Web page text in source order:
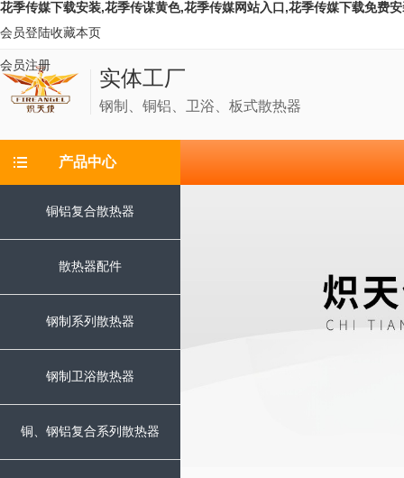
花季传媒下载安装,花季传谋黄色,花季传媒网站入口,花季传媒下载免费
会员登陆
会员注册
收藏本页
实体工厂
钢制、铜铝、卫浴、板式散热器
产品中心
铜铝复合散热器
散热器配件
钢制系列散热器
钢制卫浴散热器
铜、钢铝复合系列散热器